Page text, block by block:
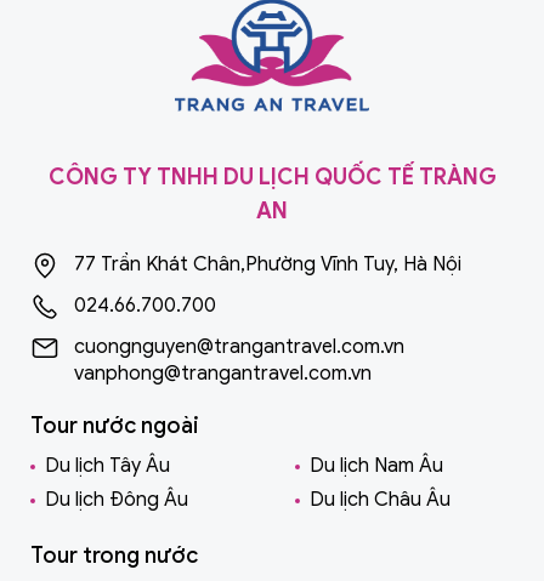
CÔNG TY TNHH DU LỊCH QUỐC TẾ TRÀNG
AN
77 Trần Khát Chân,Phường Vĩnh Tuy, Hà Nội
024.66.700.700
cuongnguyen@trangantravel.com.vn
vanphong@trangantravel.com.vn
Tour nước ngoài
Du lịch Tây Âu
Du lịch Nam Âu
Du lịch Đông Âu
Du lịch Châu Âu
Tour trong nước